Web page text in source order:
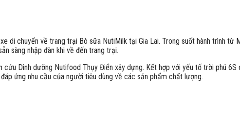
di chuyển về trang trại Bò sữa NutiMilk tại Gia Lai. Trong suốt hành trình từ
sàng nhập đàn khi về đến trang trại.
Dinh dưỡng Nutifood Thụy Điển xây dựng. Kết hợp với yếu tố trời phú
ứng nhu cầu của người tiêu dùng về các sản phẩm chất lượng.